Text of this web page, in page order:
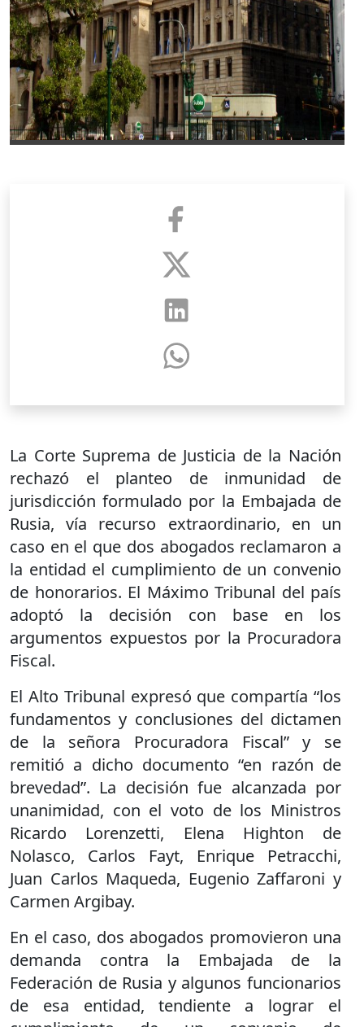
La Corte Suprema de Justicia de la Nación
rechazó el planteo de inmunidad de
jurisdicción formulado por la Embajada de
Rusia, vía recurso extraordinario, en un
caso en el que dos abogados reclamaron a
la entidad el cumplimiento de un convenio
de honorarios. El Máximo Tribunal del país
adoptó la decisión con base en los
argumentos expuestos por la Procuradora
Fiscal.
El Alto Tribunal expresó que compartía “los
fundamentos y conclusiones del dictamen
de la señora Procuradora Fiscal” y se
remitió a dicho documento “en razón de
brevedad”. La decisión fue alcanzada por
unanimidad, con el voto de los Ministros
Ricardo Lorenzetti, Elena Highton de
Nolasco, Carlos Fayt, Enrique Petracchi,
Juan Carlos Maqueda, Eugenio Zaffaroni y
Carmen Argibay.
En el caso, dos abogados promovieron una
demanda contra la Embajada de la
Federación de Rusia y algunos funcionarios
de esa entidad, tendiente a lograr el